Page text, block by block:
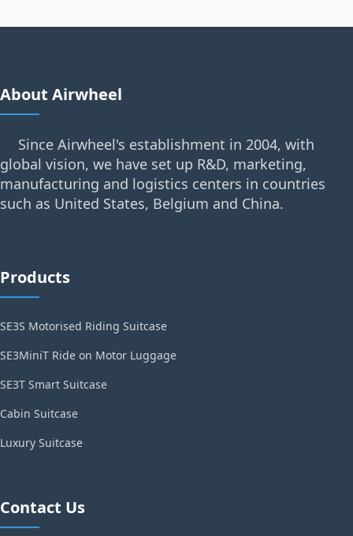
About Airwheel
Since Airwheel's establishment in 2004, with
global vision, we have set up R&D, marketing,
manufacturing and logistics centers in countries
such as United States, Belgium and China.
Products
SE3S Motorised Riding Suitcase
SE3MiniT Ride on Motor Luggage
SE3T Smart Suitcase
Cabin Suitcase
Luxury Suitcase
Contact Us